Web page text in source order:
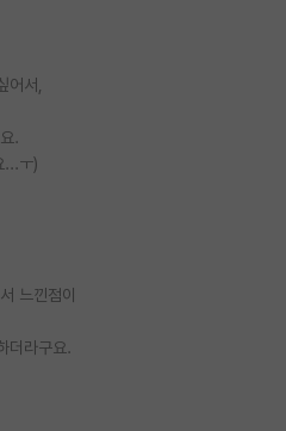
어서,
.
...ㅜ)
느낀점이
더라구요.